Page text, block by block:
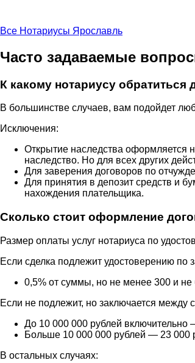
Все Нотариусы Ярославль
Часто задаваемые
К какому нотариусу обратиться
В большинстве случаев, вам подойдет
Исключения:
Открытие наследства оформляется
наследство. Но для всех других
Для заверения договоров по
Для принятия в депозит средств и
нахождения плательщика.
Сколько стоит оформление
Размер оплаты услуг нотариуса по
Если сделка подлежит удостоверению по
0,5% от суммы, но не менее 300 и не
Если не подлежит, но заключается между
До 10 000 000 рублей включительно
Больше 10 000 000 рублей — 23 000
В остальных случаях: